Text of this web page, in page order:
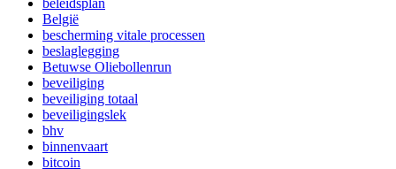
België
bescherming vitale processen
beslaglegging
Betuwse Oliebollenrun
beveiliging
beveiliging totaal
beveiligingslek
bhv
binnenvaart
bitcoin